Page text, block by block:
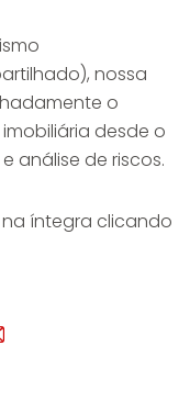
nossa
o
desde o
análise de riscos.
íntegra clicando